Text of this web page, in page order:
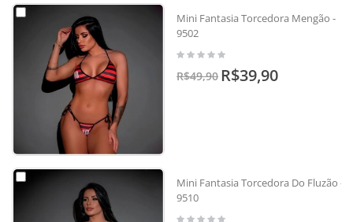
Mini Fantasia Torcedora Mengão -
9502
R$49,90 R$39,90
Mini Fantasia Torcedora Do Fluzão -
9510